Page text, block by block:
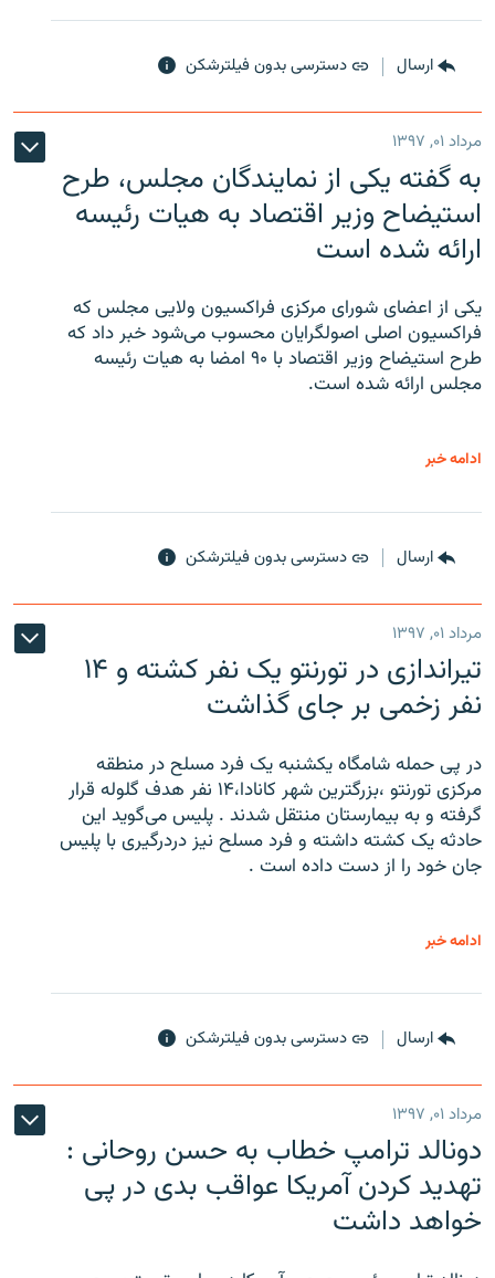
ارسال دسترسی بدون فیلترشکن
مرداد ۰۱, ۱۳۹۷
به گفته یکی از نمایندگان مجلس، طرح
استیضاح وزیر اقتصاد به هیات رئیسه
ارائه شده است
یکی از اعضای شورای مرکزی فراکسیون ولایی مجلس که
فراکسیون اصلی اصولگرایان محسوب می‌شود خبر داد که
طرح استیضاح وزیر اقتصاد با ۹۰ امضا به هیات رئیسه
مجلس ارائه شده است.
ادامه خبر
ارسال دسترسی بدون فیلترشکن
مرداد ۰۱, ۱۳۹۷
تیراندازی در تورنتو یک نفر کشته و ۱۴
نفر زخمی بر جای گذاشت
در پی حمله شامگاه یکشنبه یک فرد مسلح در منطقه
مرکزی تورنتو ،‌بزرگترین شهر کانادا،۱۴ نفر هدف گلوله قرار
گرفته و به بیمارستان منتقل شدند . پلیس می‌گوید این
حادثه یک کشته داشته و فرد مسلح نیز دردرگیری با پلیس
جان خود را از دست داده است .
ادامه خبر
ارسال دسترسی بدون فیلترشکن
مرداد ۰۱, ۱۳۹۷
دونالد ترامپ خطاب به حسن روحانی :
تهدید کردن آمریکا عواقب بدی در پی
خواهد داشت